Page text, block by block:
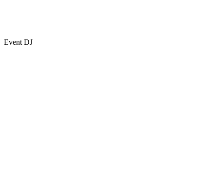
Event DJ